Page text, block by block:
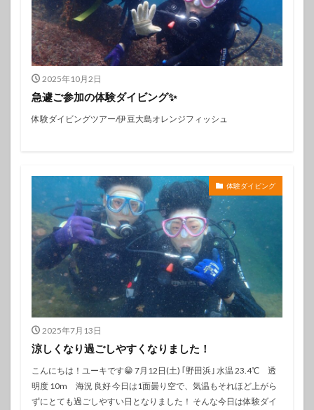
2025年10月2日
急遽ご参加の体験ダイビング✨️
体験ダイビングツアー/伊豆大島オレンジフィッシュ
体験ダイビング
2025年7月13日
涼しくなり過ごしやすくなりました！
こんにちは！ユーキです😁 7月12日(土) ｢野田浜｣ 水温 23.4℃ 透
明度 10m 海況 良好 今日は1面曇り空で、気温もそれほど上がら
ずにとても過ごしやすい日となりました！ そんな今日は体験ダイ